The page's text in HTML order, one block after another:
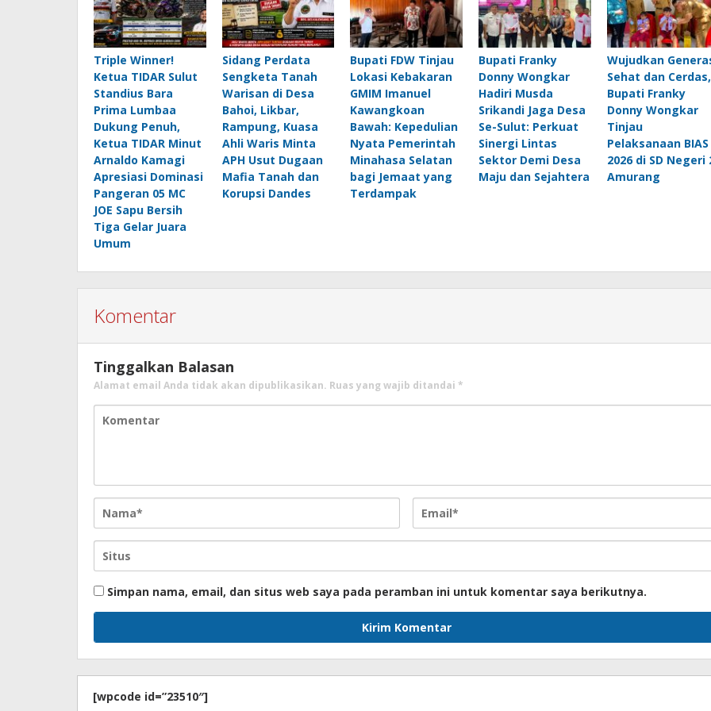
Triple Winner!
Ketua TIDAR Sulut
Standius Bara
Prima Lumbaa
Dukung Penuh,
Ketua TIDAR Minut
Arnaldo Kamagi
Apresiasi Dominasi
Pangeran 05 MC
JOE Sapu Bersih
Tiga Gelar Juara
Umum
Sidang Perdata
Sengketa Tanah
Warisan di Desa
Bahoi, Likbar,
Rampung, Kuasa
Ahli Waris Minta
APH Usut Dugaan
Mafia Tanah dan
Korupsi Dandes
Bupati FDW Tinjau
Lokasi Kebakaran
GMIM Imanuel
Kawangkoan
Bawah: Kepedulian
Nyata Pemerintah
Minahasa Selatan
bagi Jemaat yang
Terdampak
Bupati Franky
Donny Wongkar
Hadiri Musda
Srikandi Jaga Desa
Se-Sulut: Perkuat
Sinergi Lintas
Sektor Demi Desa
Maju dan Sejahtera
Wujudkan
Sehat dan Cerdas,
Bupati Franky
Donny Wongkar
Tinjau
Pelaksanaan BIAS
2026 di SD Negeri
Amurang
Komentar
Tinggalkan Balasan
Alamat email Anda tidak akan dipublikasikan. Ruas yang wajib ditandai *
Simpan nama, email, dan situs web saya pada peramban ini untuk komentar saya berikutnya.
[wpcode id=”23510″]